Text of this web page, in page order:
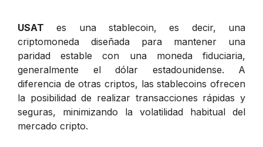
USAT es una stablecoin, es decir, una
criptomoneda diseñada para mantener una
paridad estable con una moneda fiduciaria,
generalmente el dólar estadounidense. A
diferencia de otras criptos, las stablecoins ofrecen
la posibilidad de realizar transacciones rápidas y
seguras, minimizando la volatilidad habitual del
mercado cripto.